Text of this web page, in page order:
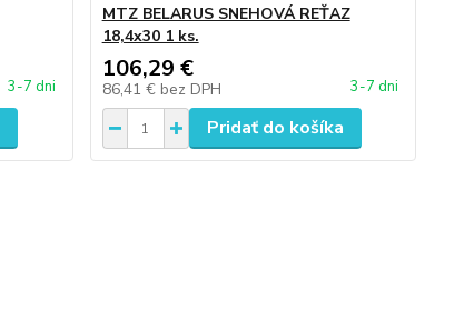
3-7 dni
MTZ BELARUS SNEHOVÁ REŤAZ
18,4x30 1 ks.
106,29 €
86,41 € bez DPH 3-7 dni
Pridať do košíka